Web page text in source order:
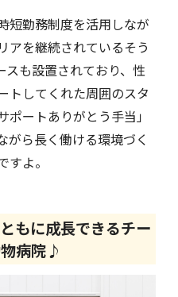
短勤務制度を活用しなが
アを継続されているそう
スも設置されており、性
トしてくれた周囲のスタ
ートありがとう手当」
がら長く働ける環境づく
よ。
もに成長できるチー
病院♪